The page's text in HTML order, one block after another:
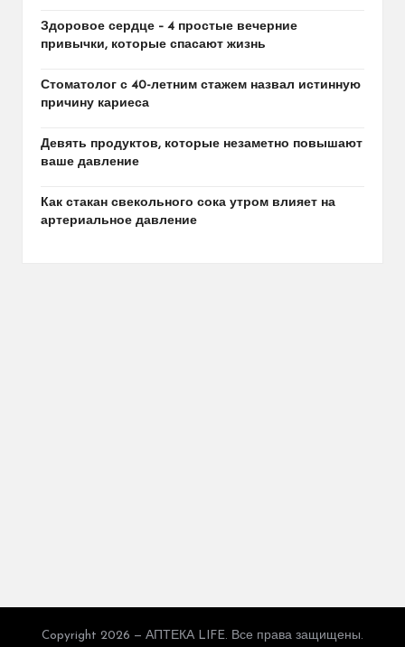
Здоровое сердце – 4 простые вечерние
привычки, которые спасают жизнь
Стоматолог с 40-летним стажем назвал истинную
причину кариеса
Девять продуктов, которые незаметно повышают
ваше давление
Как стакан свекольного сока утром влияет на
артериальное давление
Copyright 2026 — АПТЕКА LIFE. Все права защищены.